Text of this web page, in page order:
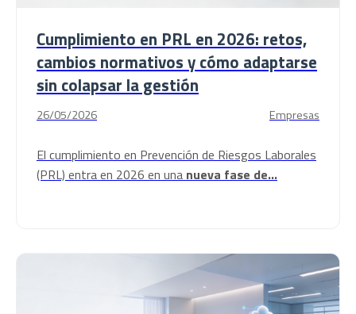
Cumplimiento en PRL en 2026: retos,
cambios normativos y cómo adaptarse
sin colapsar la gestión
26/05/2026 Empresas
El cumplimiento en Prevención de Riesgos Laborales
(PRL) entra en 2026 en una nueva fase de...